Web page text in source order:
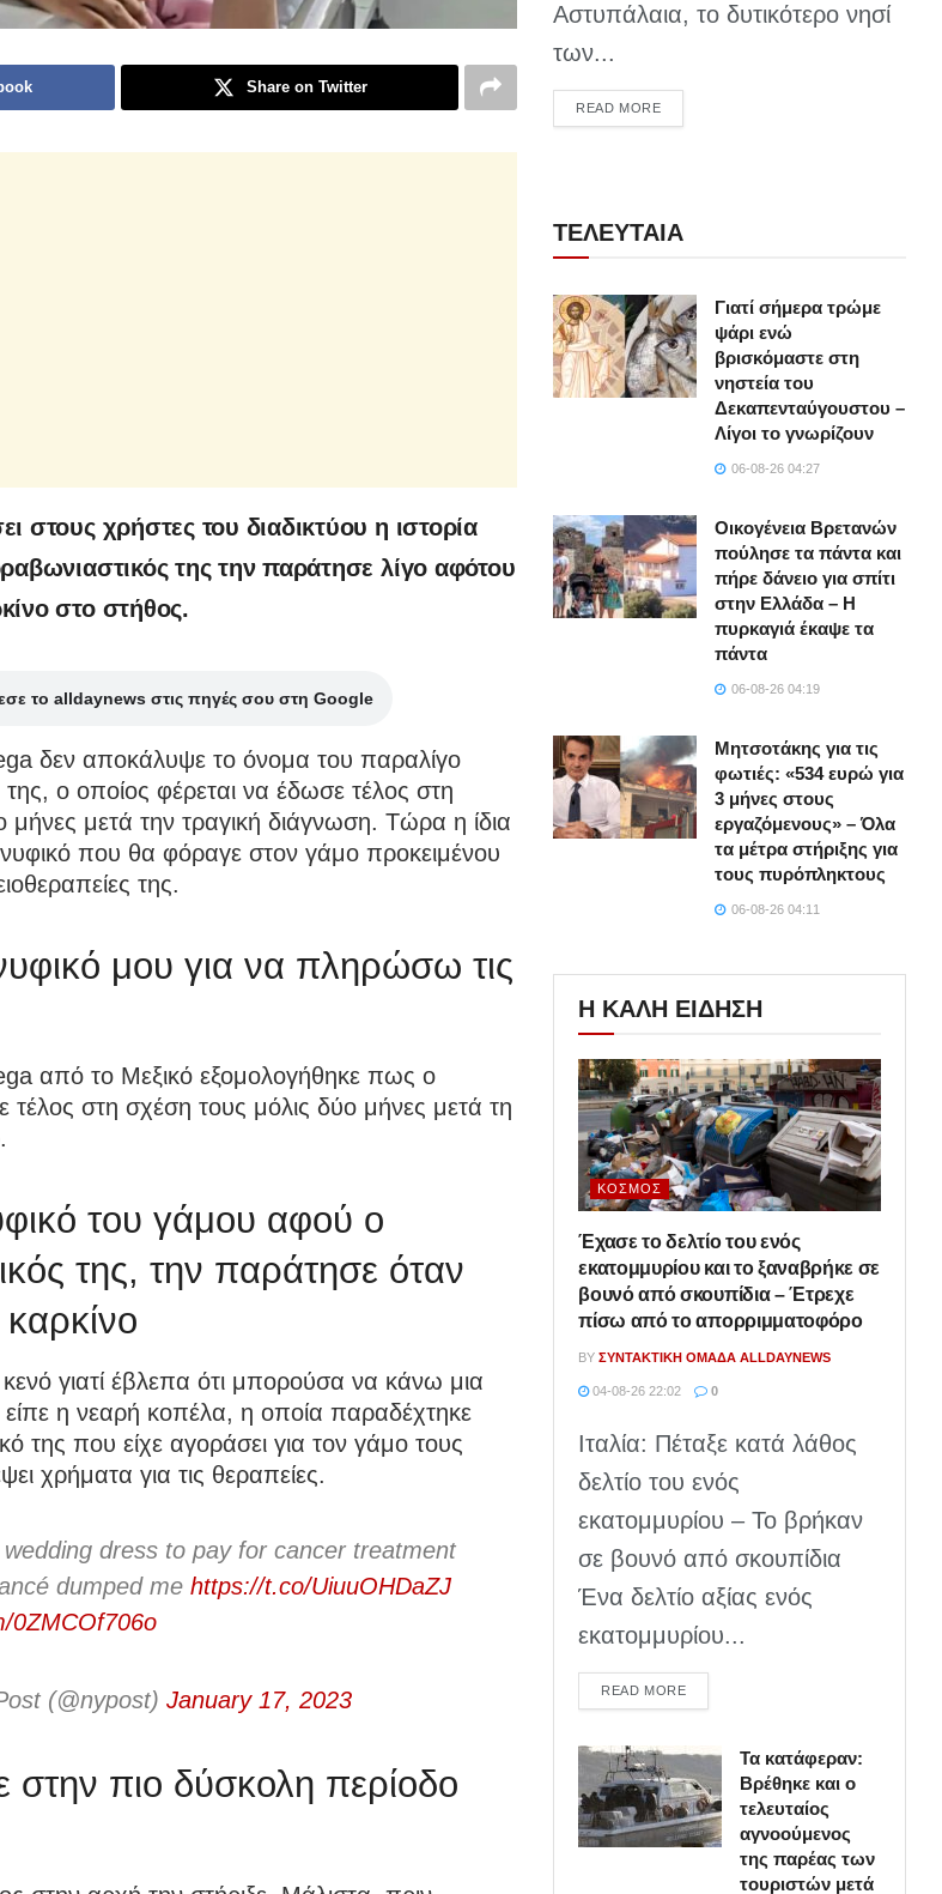
Share on Twitter
στους χρήστες του διαδικτύου η ιστορία
της την παράτησε λίγο αφότου
στο στήθος.
το alldaynews στις πηγές σου στη Google
δεν αποκάλυψε το όνομα του παραλίγο
της, ο οποίος φέρεται να έδωσε τέλος στη
μήνες μετά την τραγική διάγνωση. Τώρα η ίδια
νυφικό που θα φόραγε στον γάμο προκειμένου
της.
μου για να πληρώσω τις
από το Μεξικό εξομολογήθηκε πως ο
στη σχέση τους μόλις δύο μήνες μετά τη
του γάμου αφού ο
της, την παράτησε όταν
γιατί έβλεπα ότι μπορούσα να κάνω μια
είπε η νεαρή κοπέλα, η οποία παραδέχτηκε
της που είχε αγοράσει για τον γάμο τους
χρήματα για τις θεραπείες.
dress to pay for cancer treatment
dumped me https://t.co/UiuuOHDaZJ
0ZMCOf706o
(@nypost) January 17, 2023
πιο δύσκολη περίοδο
Αστυπάλαια, το δυτικότερο νησί
των...
READ MOREDETAILS
ΤΕΛΕΥΤΑΙΑ
Γιατί σήμερα τρώμε
ψάρι ενώ
βρισκόμαστε στη
νηστεία του
Δεκαπενταύγουστου –
Λίγοι το γνωρίζουν
06-08-26 04:27
Οικογένεια Βρετανών
πούλησε τα πάντα και
πήρε δάνειο για σπίτι
στην Ελλάδα – Η
πυρκαγιά έκαψε τα
πάντα
06-08-26 04:19
Μητσοτάκης για τις
φωτιές: «534 ευρώ για
3 μήνες στους
εργαζόμενους» – Όλα
τα μέτρα στήριξης για
τους πυρόπληκτους
06-08-26 04:11
Η ΚΑΛΗ ΕΙΔΗΣΗ
ΚΌΣΜΟΣ
Έχασε το δελτίο του ενός
εκατομμυρίου και το ξαναβρήκε σε
βουνό από σκουπίδια – Έτρεχε
πίσω από το απορριμματοφόρο
BY ΣΥΝΤΑΚΤΙΚΉ ΟΜΆΔΑ ALLDAYNEWS
04-08-26 22:02 0
Ιταλία: Πέταξε κατά λάθος
δελτίο του ενός
εκατομμυρίου – Το βρήκαν
σε βουνό από σκουπίδια
Ένα δελτίο αξίας ενός
εκατομμυρίου...
READ MOREDETAILS
Τα κατάφεραν:
Βρέθηκε και ο
τελευταίος
αγνοούμενος
της παρέας των
τουριστών μετά